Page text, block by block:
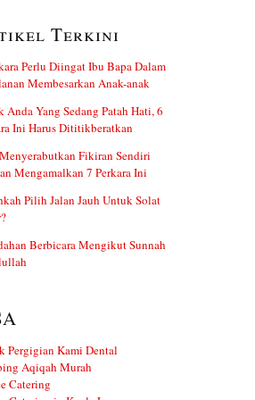
Terkini
Perlu Diingat Ibu Bapa Dalam
Membesarkan Anak-anak
Anda Yang Sedang Patah Hati, 6
Ini Harus Dititikberatkan
Fikiran Sendiri
Mengamalkan 7 Perkara Ini
Pilih Jalan Jauh Untuk Solat
Berbicara Mengikut Sunnah
Pergigian Kami Dental
Aqiqah Murah
Catering